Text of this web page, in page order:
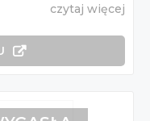
czytaj więcej